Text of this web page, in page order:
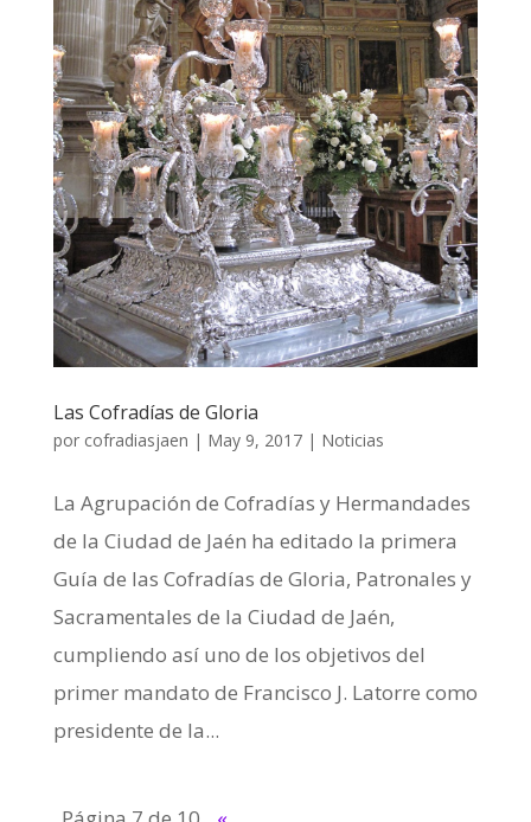
Las Cofradías de Gloria
por cofradiasjaen | May 9, 2017| Noticias
La Agrupación de Cofradías y Hermandades
de la Ciudad de Jaén ha editado la primera
Guía de las Cofradías de Gloria, Patronales y
Sacramentales de la Ciudad de Jaén,
cumpliendo así uno de los objetivos del
primer mandato de Francisco J. Latorre como
presidente de la...